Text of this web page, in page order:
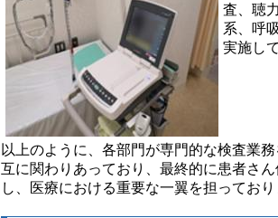
査、聴
系、呼
実施し
以上のように、各部門が専門的な検査業
互に関わりあっており、最終的に患者さ
し、医療における重要な一翼を担っており